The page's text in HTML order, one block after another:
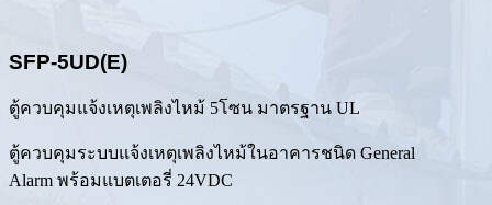
SFP-5UD(E)
ตู้ควบคุมแจ้งเหตุเพลิงไหม้ 5โซน มาตรฐาน UL
ตู้ควบคุมระบบแจ้งเหตุเพลิงไหม้ในอาคารชนิด General
Alarm พร้อมแบตเตอรี่ 24VDC